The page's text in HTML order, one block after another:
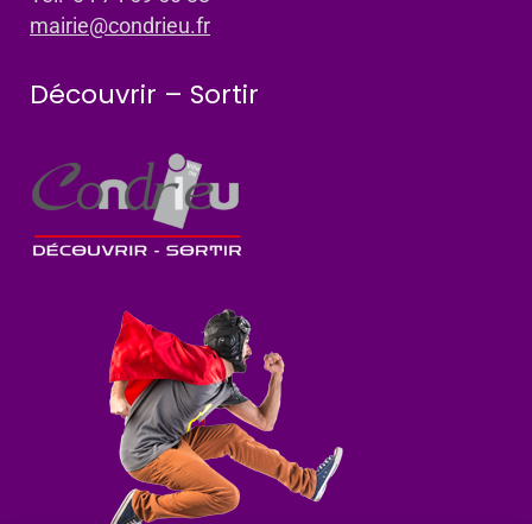
mairie@condrieu.fr
Découvrir – Sortir